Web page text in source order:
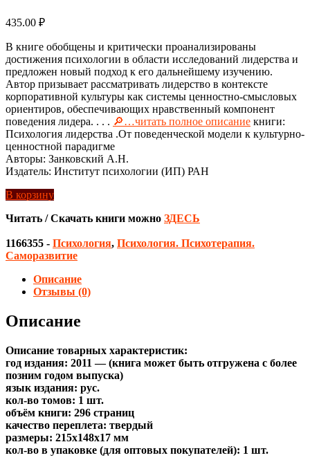
435.00 ₽
В книге обобщены и критически проанализированы
достижения психологии в области исследований лидерства и
предложен новый подход к его дальнейшему изучению.
Автор призывает рассматривать лидерство в контексте
корпоративной культуры как системы ценностно-смысловых
ориентиров, обеспечивающих нравственный компонент
поведения лидера. . . . 🔎…читать полное описание книги:
Психология лидерства .От поведенческой модели к культурно-
ценностной парадигме
Авторы: Занковский А.Н.
Издатель: Институт психологии (ИП) РАН
В корзину
Читать / Скачать книги можно ЗДЕСЬ
1166355 - Психология, Психология. Психотерапия.
Саморазвитие
Описание
Отзывы (0)
Описание
Описание товарных характеристик:
год издания: 2011 — (книга может быть отгружена c более
позним годом выпуска)
язык издания: рус.
кол-во томов: 1 шт.
объём книги: 296 страниц
качество переплета: твердый
размеры: 215x148x17 мм
кол-во в упаковке (для оптовых покупателей): 1 шт.